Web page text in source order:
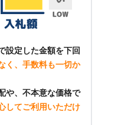
設定した金額を下回
く、手数料も一切か
や、不本意な価格で
してご利用いただけ